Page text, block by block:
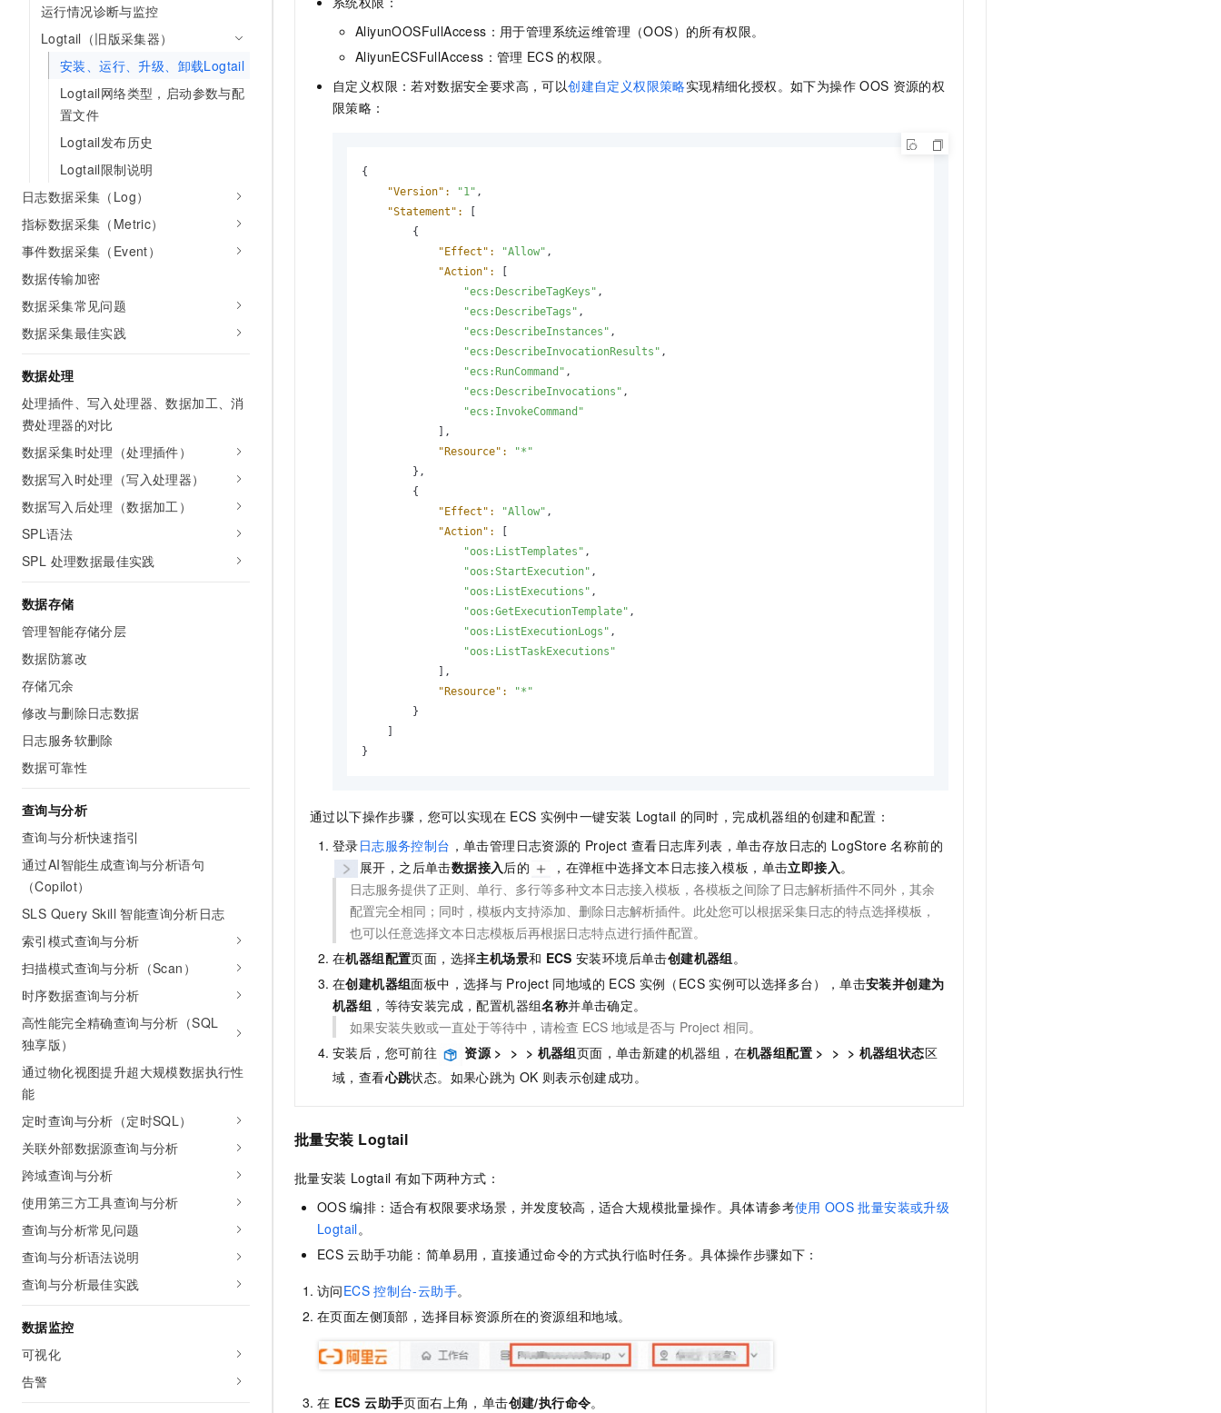
运行情况诊断与监控
Logtail（旧版采集器）
安装、运行、升级、卸载Logtail
Logtail网络类型，启动参数与配
置文件
Logtail发布历史
Logtail限制说明
日志数据采集（Log）
指标数据采集（Metric）
事件数据采集（Event）
数据传输加密
数据采集常见问题
数据采集最佳实践
数据处理
处理插件、写入处理器、数据加工、消
费处理器的对比
数据采集时处理（处理插件）
数据写入时处理（写入处理器）
数据写入后处理（数据加工）
SPL语法
SPL 处理数据最佳实践
数据存储
管理智能存储分层
数据防篡改
存储冗余
修改与删除日志数据
日志服务软删除
数据可靠性
查询与分析
查询与分析快速指引
通过AI智能生成查询与分析语句
（Copilot）
SLS Query Skill 智能查询分析日志
索引模式查询与分析
扫描模式查询与分析（Scan）
时序数据查询与分析
高性能完全精确查询与分析（SQL
独享版）
通过物化视图提升超大规模数据执行性
能
定时查询与分析（定时SQL）
关联外部数据源查询与分析
跨域查询与分析
使用第三方工具查询与分析
查询与分析常见问题
查询与分析语法说明
查询与分析最佳实践
数据监控
可视化
告警
AliyunOOSFullAccess：用于管理系统运维管理（OOS）的所有权限。
AliyunECSFullAccess：管理 ECS 的权限。
自定义权限：若对数据安全要求高，可以创建自定义权限策略实现精细化授权。如下为操作 OOS 资源的权
限策略：
{
"Version":
"1" ,
"Statement":
        {
"Effect":
"Allow" ,
"Action":
"ecs:DescribeTagKeys" ,
"ecs:DescribeTags" ,
"ecs:DescribeInstances" ,
"ecs:DescribeInvocationResults" ,
"ecs:RunCommand" ,
"ecs:DescribeInvocations" ,
"ecs:InvokeCommand"
            ],
"Resource":
"*"
        },
        {
"Effect":
"Allow" ,
"Action":
"oos:ListTemplates" ,
"oos:StartExecution" ,
"oos:ListExecutions" ,
"oos:GetExecutionTemplate" ,
"oos:ListExecutionLogs" ,
"oos:ListTaskExecutions"
            ],
"Resource":
"*"
        }
}
通过以下操作步骤，您可以实现在 ECS 实例中一键安装 Logtail 的同时，完成机器组的创建和配置：
登录日志服务控制台 ，单击管理日志资源的 Project 查看日志库列表，单击存放日志的 LogStore 名称前的
展开，之后单击数据接入 后的 ，在弹框中选择文本日志接入模板，单击立即接入 。
日志服务提供了正则、单行、多行等多种文本日志接入模板，各模板之间除了日志解析插件不同外，其余
配置完全相同；同时，模板内支持添加、删除日志解析插件。此处您可以根据采集日志的特点选择模板，
也可以任意选择文本日志模板后再根据日志特点进行插件配置。
在机器组配置页面，选择主机场景和 ECS 安装环境后单击创建机器组。
在创建机器组面板中，选择与 Project 同地域的 ECS 实例（ECS 实例可以选择多台），单击安装并创建为
机器组 ，等待安装完成，配置机器组名称并单击确定。
如果安装失败或一直处于等待中，请检查 ECS 地域是否与 Project 相同。
安装后，您可前往
资源> > > 机器组页面，单击新建的机器组，在机器组配置 > > > 机器组状态区
域，查看心跳状态。如果心跳为 OK 则表示创建成功。
批量安装 Logtail
批量安装 Logtail 有如下两种方式：
OOS 编排：适合有权限要求场景，并发度较高，适合大规模批量操作。具体请参考使用 OOS 批量安装或升级
Logtail。
ECS 云助手功能：简单易用，直接通过命令的方式执行临时任务。具体操作步骤如下：
访问ECS 控制台-云助手。
在页面左侧顶部，选择目标资源所在的资源组和地域。
在 ECS 云助手页面右上角，单击创建/执行命令。